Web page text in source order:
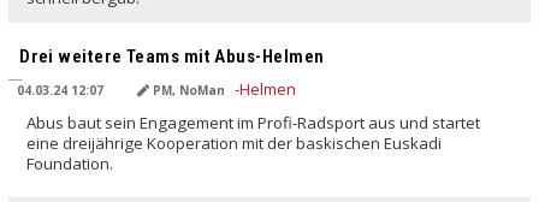
Drei weitere Teams mit Abus-Helmen
04.03.24 12:07 PM, NoMan
Abus baut sein Engagement im Profi-Radsport aus und startet
eine dreijährige Kooperation mit der baskischen Euskadi
Foundation.